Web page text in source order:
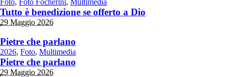
Foto, Foto Focherini, Multimedia
Tutto è benedizione se offerto a Dio
29 Maggio 2026
Pietre che parlano
2026, Foto, Multimedia
Pietre che parlano
29 Maggio 2026